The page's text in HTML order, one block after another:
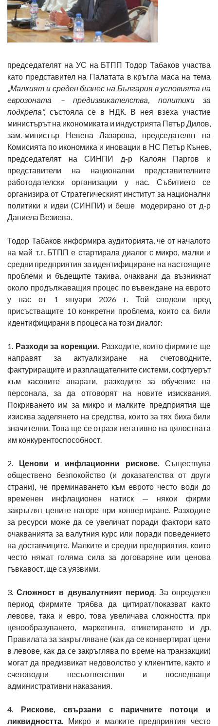
председателят на УС на БТПП Тодор Табаков участва
като представител на Палатата в кръгла маса на тема
Малкият и среден бизнес на България в условията на
еврозоната – предизвикателства, политики за
подкрепа“, състояла се в НДК. В нея взеха участие
министърът на икономиката и индустрията Петър Дилов,
зам.-министър Невена Лазарова, председателят на
Комисията по икономика и иновации в НС Петър Кънев,
председателят на СИНПИ д-р Калоян Паргов и
представители на национални представителните
работодателски организации у нас. Събитието се
организира от Стратегическият институт за национални
политики и идеи (СИНПИ) и беше модерирано от д-р
Даниела Везиева.
Тодор Табаков информира аудиторията, че от началото
на май т.г. БТПП е стартирала диалог с микро, малки и
средни предприятия за идентифициране на настоящите
проблеми и бъдещите такива, очаквани да възникнат
около продължаващия процес по въвеждане на еврото
у нас от 1 януари 2026 г. Той сподели пред
присъстващите 10 конкретни проблема, които са били
идентифицирани в процеса на този диалог:
1. Разходи за корекции. Разходите, които фирмите ще
направят за актуализиране на счетоводните,
фактуриращите и разплащателните системи, софтуерът
към касовите апарати, разходите за обучение на
персонала, за да отговорят на новите изисквания.
Покриването им за микро и малките предприятия ще
изисква заделянето на средства, които за тях биха били
значителни. Това ще се отрази негативно на цялостната
им конкурентоспособност.
2. Ценови и инфлационни рискове . Съществува
обществено безпокойство (и доказателства от други
страни), че преминаването към еврото често води до
временен инфлационен натиск — някои фирми
закръглят цените нагоре при конвертиране. Разходите
за ресурси може да се увеличат поради фактори като
очакванията за валутния курс или поради поведението
на доставчиците. Малките и средни предприятия, които
често нямат голяма сила за договаряне или ценова
гъвкавост, ще са уязвими.
3.Сложност в двувалутният период . За определен
период фирмите трябва да цитират/показват както
левове, така и евро, това увеличава сложността при
ценообразуването, маркетинга, етикетирането и др.
Правилата за закръгляване (как да се конвертират цени
в левове, как да се закръглява по време на транзакции)
могат да предизвикат недоволство у клиентите, както и
счетоводни несъответствия и последващи
административни наказания.
4. Рискове, свързани с паричните потоци и
ликвидността . Микро и малките предприятия често